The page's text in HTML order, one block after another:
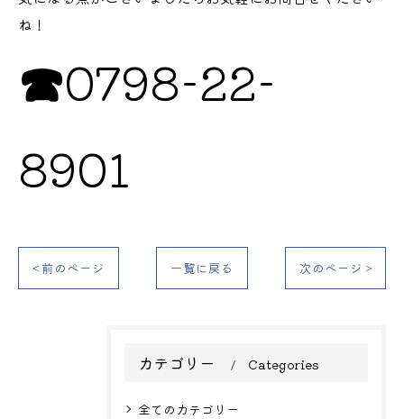
ね！
☎0798-22-
8901
< 前のページ 一覧に戻る 次のページ >
カテゴリー Categories
全てのカテゴリー